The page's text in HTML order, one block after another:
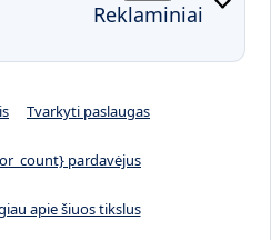
Reklaminiai
Tvarkyti paslaugas
pardavėjus
apie šiuos tikslus